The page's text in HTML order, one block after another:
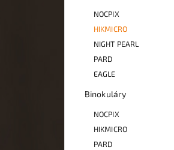
NOCPIX
HIKMICRO
NIGHT PEARL
PARD
EAGLE
Binokuláry
NOCPIX
HIKMICRO
PARD